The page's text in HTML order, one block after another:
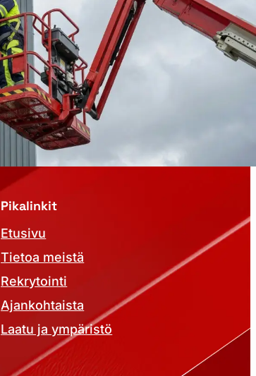
Pikalinkit
Etusivu
Tietoa meistä
Rekrytointi
Ajankohtaista
Laatu ja ympäristö